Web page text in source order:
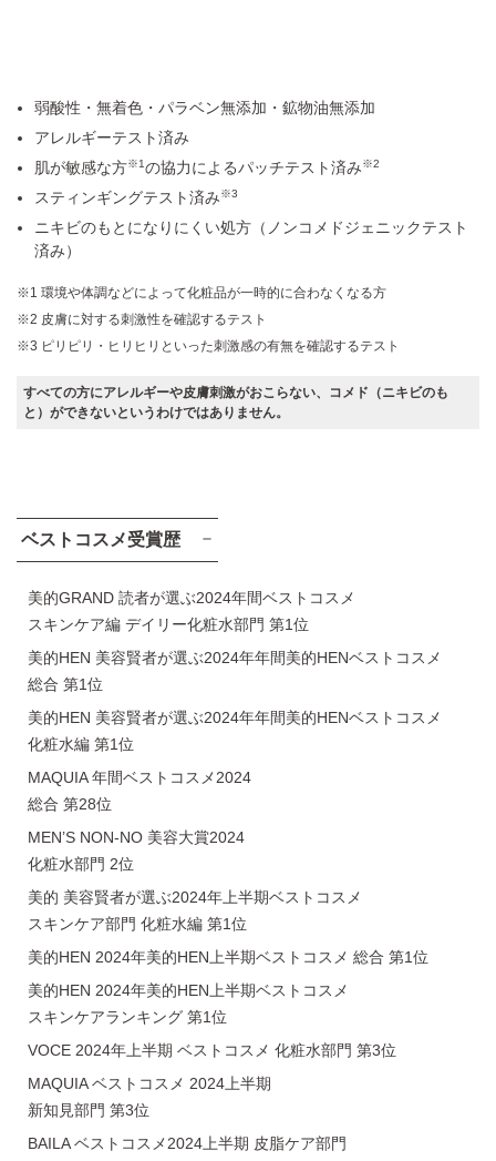
弱酸性・無着色・パラベン無添加・鉱物油無添加
アレルギーテスト済み
肌が敏感な方※1の協力によるパッチテスト済み※2
スティンギングテスト済み※3
ニキビのもとになりにくい処方（ノンコメドジェニックテスト
済み）
環境や体調などによって化粧品が一時的に合わなくなる方
皮膚に対する刺激性を確認するテスト
ピリピリ・ヒリヒリといった刺激感の有無を確認するテスト
すべての方にアレルギーや皮膚刺激がおこらない、コメド（ニキビのも
と）ができないというわけではありません。
ベストコスメ受賞歴
美的GRAND 読者が選ぶ2024年間ベストコスメ
スキンケア編 デイリー化粧水部門 第1位
美的HEN 美容賢者が選ぶ2024年年間美的HENベストコスメ
総合 第1位
美的HEN 美容賢者が選ぶ2024年年間美的HENベストコスメ
化粧水編 第1位
MAQUIA 年間ベストコスメ2024
総合 第28位
MEN’S NON-NO 美容大賞2024
化粧水部門 2位
美的 美容賢者が選ぶ2024年上半期ベストコスメ
スキンケア部門 化粧水編 第1位
美的HEN 2024年美的HEN上半期ベストコスメ 総合 第1位
美的HEN 2024年美的HEN上半期ベストコスメ
スキンケアランキング 第1位
VOCE 2024年上半期 ベストコスメ 化粧水部門 第3位
MAQUIA ベストコスメ 2024上半期
新知見部門 第3位
BAILA ベストコスメ2024上半期 皮脂ケア部門